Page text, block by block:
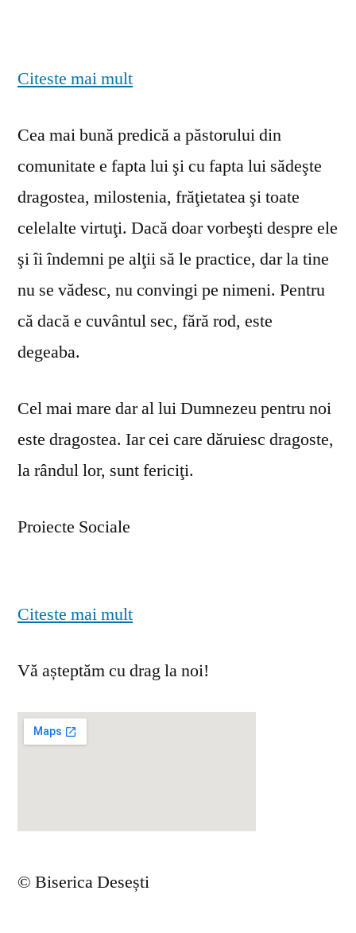
Citeste mai mult
Cea mai bună predică a păstorului din
comunitate e fapta lui şi cu fapta lui sădeşte
dragostea, milostenia, frăţietatea şi toate
celelalte virtuţi. Dacă doar vorbeşti despre ele
şi îi îndemni pe alţii să le practice, dar la tine
nu se vă­desc, nu convingi pe nimeni. Pentru
că dacă e cuvântul sec, fără rod, este
degeaba.
Cel mai mare dar al lui Dumnezeu pentru noi
este dragostea. Iar cei care dăruiesc dragoste,
la rândul lor, sunt fericiţi.
Proiecte Sociale
Citeste mai mult
Vă așteptăm cu drag la noi!
© Biserica Desești